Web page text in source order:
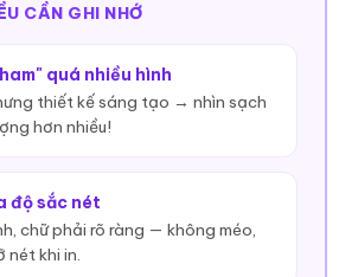
CẦN GHI NHỚ
quá nhiều hình
thiết kế sáng tạo → nhìn sạch
hơn nhiều!
độ sắc nét
chữ phải rõ ràng — không méo,
nét khi in.